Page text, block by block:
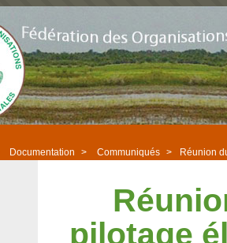
Documentation > Communiqués > Réunion
pilotage